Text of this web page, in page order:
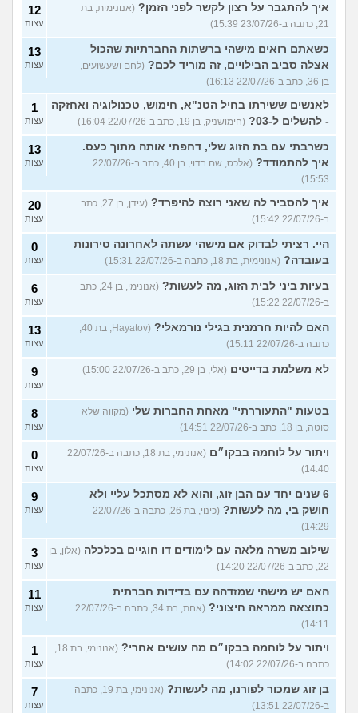
איך להתגבר על רצון לקשר לפני הזמן? (אנונימית, בת
21, כתבה ב-23/07/26 15:39)
12
עצות
כשאתם רואים מישהי ברשתות החברתיות שהכול
אצלה סביב הבילויים, זה מוריד לכם? (לחם ושעשועים,
בן 36, כתב ב-22/07/26 16:13)
13
עצות
לאנשים ששירתו בחיל הטנ"א, חימוש, טכנולוגיה ואחזקה
- להשלים ל-03?
(חימושניק, בן 19, כתב ב-22/07/26 16:04)
1
עצות
כשרבתי עם בת הזוג שלי, דחפתי אותה מתוך כעס.
איך להתמודד?
(אלכס, שם בדוי, בן 40, כתב ב-22/07/26
15:53)
13
עצות
איך להסביר לה שאני רוצה להיפרד?
(עידן, בן 27, כתב
ב-22/07/26 15:42)
20
עצות
היי. רציתי לבדוק אם מישהי עשתה לאחרונה טירונות
בעובדה? (אנונימית, בת 18, כתבה ב-22/07/26 15:31)
0
עצות
בעיות ביני לבית הזוג, מה לעשות?
(אנונימי, בן 24, כתב
ב-22/07/26 15:22)
6
עצות
האם להיות חרמנית בגילי נורמאלי?
כתבה ב-22/07/26 15:11)
13
עצות
לא משלמת בדייטים (אלי, בן 29, כתב ב-22/07/26 15:00) 9
עצות
בטעות "התעוררתי" מאחת החברות שלי (מקווה שלא
סוטה, בן 18, כתב ב-22/07/26 14:51)
8
עצות
ויתור על לוחמה בבקו״ם
(אנונימי, בת 18, כתבה ב-22/07/26
14:40)
0
עצות
6 שנים יחד עם הבן זוג, והוא לא מסתכל עליי ולא
חושק בי, מה לעשות?
(כינוי, בת 26, כתבה ב-22/07/26
14:29)
9
עצות
שילוב משרה מלאה עם לימודים דו חוגיים בכלכלה (אלון, בן
22, כתב ב-22/07/26 14:20)
3
עצות
האם יש מישהי שמזדהה עם בדידות חברתית
כתוצאה ממראה חיצוני?
(אחת, בת 34, כתבה ב-22/07/26
14:11)
11
עצות
ויתור על לוחמה בבקו״ם מה עושים אחרי?
כתבה ב-22/07/26 14:02)
1
עצות
בן זוג שמכור לפורנו, מה לעשות?
(אנונימי, בת 19, כתבה
ב-22/07/26 13:51)
7
עצות